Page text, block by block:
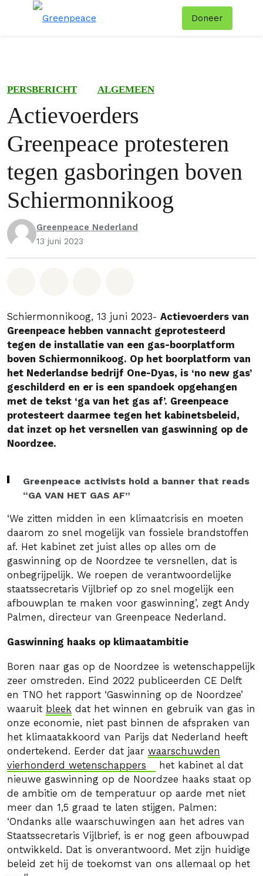
Doneer
PERSBERICHT ALGEMEEN
Actievoerders
Greenpeace protesteren
tegen gasboringen boven
Schiermonnikoog
Greenpeace Nederland
13 juni 2023
Schiermonnikoog, 13 juni 2023- Actievoerders van
Greenpeace hebben vannacht geprotesteerd
tegen de installatie van een gas-boorplatform
boven Schiermonnikoog. Op het boorplatform van
het Nederlandse bedrijf One-Dyas, is ‘no new gas’
geschilderd en er is een spandoek opgehangen
met de tekst ‘ga van het gas af’. Greenpeace
protesteert daarmee tegen het kabinetsbeleid,
dat inzet op het versnellen van gaswinning op de
Noordzee.
Greenpeace activists hold a banner that reads
“GA VAN HET GAS AF”
‘We zitten midden in een klimaatcrisis en moeten
daarom zo snel mogelijk van fossiele brandstoffen
af. Het kabinet zet juist alles op alles om de
gaswinning op de Noordzee te versnellen, dat is
onbegrijpelijk. We roepen de verantwoordelijke
staatssecretaris Vijlbrief op zo snel mogelijk een
afbouwplan te maken voor gaswinning’, zegt Andy
Palmen, directeur van Greenpeace Nederland.
Gaswinning haaks op klimaatambitie
Boren naar gas op de Noordzee is wetenschappelijk
zeer omstreden. Eind 2022 publiceerden CE Delft
en TNO het rapport ‘Gaswinning op de Noordzee’
waaruit bleek dat het winnen en gebruik van gas in
onze economie, niet past binnen de afspraken van
het klimaatakkoord van Parijs dat Nederland heeft
ondertekend. Eerder dat jaar waarschuwden
vierhonderd wetenschappers
het kabinet al dat
nieuwe gaswinning op de Noordzee haaks staat op
de ambitie om de temperatuur op aarde met niet
meer dan 1,5 graad te laten stijgen. Palmen:
‘Ondanks alle waarschuwingen aan het adres van
Staatssecretaris Vijlbrief, is er nog geen afbouwpad
ontwikkeld. Dat is onverantwoord. Met zijn huidige
beleid zet hij de toekomst van ons allemaal op het